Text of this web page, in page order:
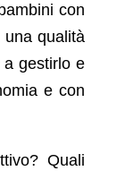
con
qualità
a gestirlo e
e con
Quali